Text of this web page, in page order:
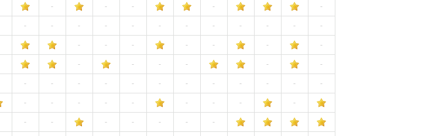
- - - - -
- - - - - - - - - - - -
- - - - - - -
- - - - - -
- - - - - - - - - - - -
- - - - - - - - -
- - - - - - -